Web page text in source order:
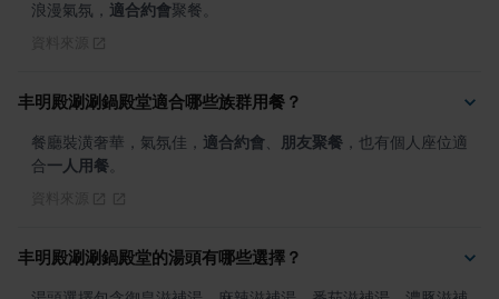
浪漫氣氛， 適合約會聚餐。
丰明殿涮涮鍋殿堂適合哪些族群用餐？
餐廳裝潢奢華，氣氛佳， 適合約會 朋友聚餐 ，也有個人座位適
合一人用餐
丰明殿涮涮鍋殿堂的湯頭有哪些選擇？